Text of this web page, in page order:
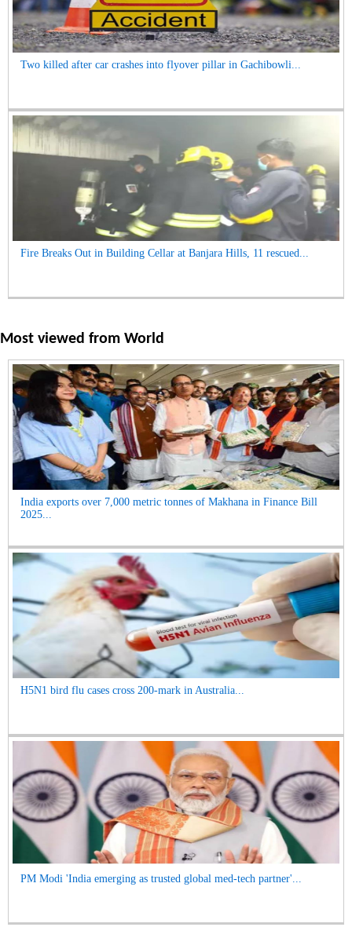
Two killed after car crashes into flyover pillar in Gachibowli...
Fire Breaks Out in Building Cellar at Banjara Hills, 11 rescued...
Most viewed from World
India exports over 7,000 metric tonnes of Makhana in Finance Bill
2025...
H5N1 bird flu cases cross 200-mark in Australia...
PM Modi 'India emerging as trusted global med-tech partner'...